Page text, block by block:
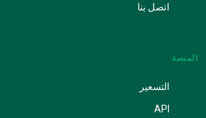
اتصل بنا
المنصة
التسعير
API